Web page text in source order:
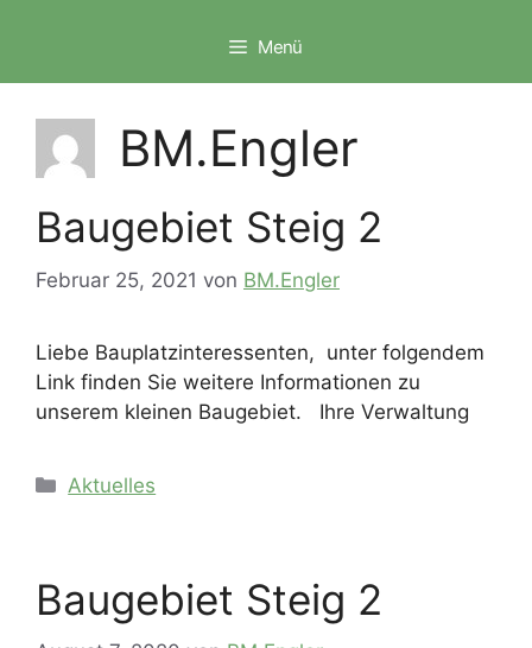
Menü
BM.Engler
Baugebiet Steig 2
Februar 25, 2021 von BM.Engler
Liebe Bauplatzinteressenten, unter folgendem
Link finden Sie weitere Informationen zu
unserem kleinen Baugebiet. Ihre Verwaltung
Kategorien
Aktuelles
Baugebiet Steig 2